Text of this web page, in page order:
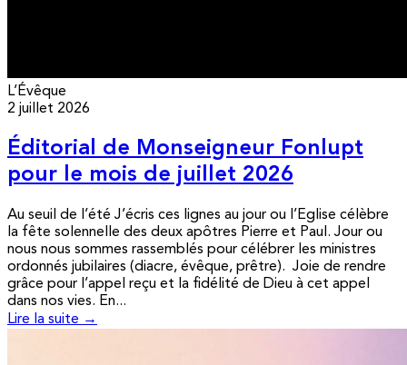
L’Évêque
2 juillet 2026
Éditorial de Monseigneur Fonlupt
pour le mois de juillet 2026
Au seuil de l’été J’écris ces lignes au jour ou l’Eglise célèbre
la fête solennelle des deux apôtres Pierre et Paul. Jour ou
nous nous sommes rassemblés pour célébrer les ministres
ordonnés jubilaires (diacre, évêque, prêtre). Joie de rendre
grâce pour l’appel reçu et la fidélité de Dieu à cet appel
dans nos vies. En...
Lire la suite →